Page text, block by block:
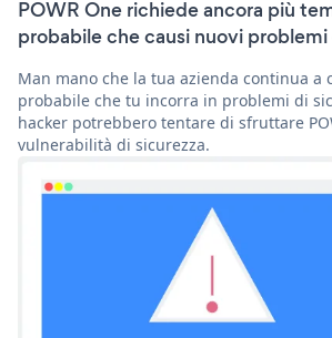
POWR One richiede ancora più
probabile che causi nuovi
Man mano che la tua azienda continua a
probabile che tu incorra in problemi di
hacker potrebbero tentare di sfruttare
vulnerabilità di sicurezza.